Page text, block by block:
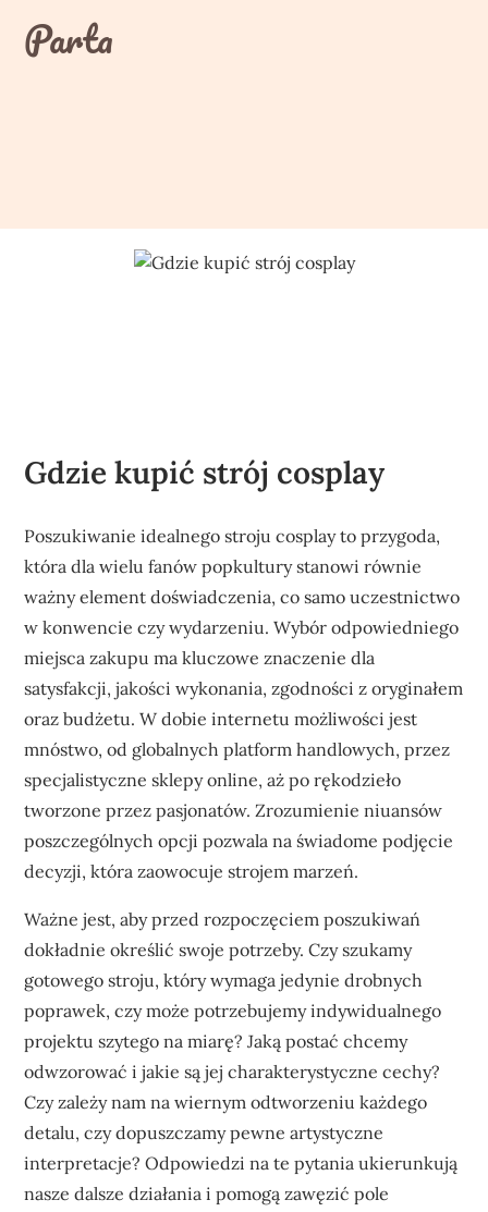
contentParta
Gdzie kupić strój cosplay
Poszukiwanie idealnego stroju cosplay to przygoda,
która dla wielu fanów popkultury stanowi równie
ważny element doświadczenia, co samo uczestnictwo
w konwencie czy wydarzeniu. Wybór odpowiedniego
miejsca zakupu ma kluczowe znaczenie dla
satysfakcji, jakości wykonania, zgodności z oryginałem
oraz budżetu. W dobie internetu możliwości jest
mnóstwo, od globalnych platform handlowych, przez
specjalistyczne sklepy online, aż po rękodzieło
tworzone przez pasjonatów. Zrozumienie niuansów
poszczególnych opcji pozwala na świadome podjęcie
decyzji, która zaowocuje strojem marzeń.
Ważne jest, aby przed rozpoczęciem poszukiwań
dokładnie określić swoje potrzeby. Czy szukamy
gotowego stroju, który wymaga jedynie drobnych
poprawek, czy może potrzebujemy indywidualnego
projektu szytego na miarę? Jaką postać chcemy
odwzorować i jakie są jej charakterystyczne cechy?
Czy zależy nam na wiernym odtworzeniu każdego
detalu, czy dopuszczamy pewne artystyczne
interpretacje? Odpowiedzi na te pytania ukierunkują
nasze dalsze działania i pomogą zawęzić pole